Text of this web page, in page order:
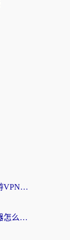
ChickCN VPN好用吗？和奇游手游VPN对比哪个回国效果更好？海外党亲测实用指南
海外党必看：PC VPN+回国加速器怎么选？无缝访问国内资源全攻略